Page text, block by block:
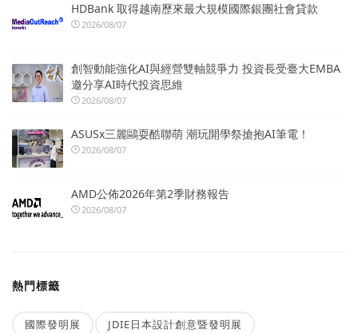
HDBank 取得越南歷來最大規模國際銀團社會貸款
2026/08/07
創智動能強化AI與經營雙軸競爭力 投資長受臺大EMBA
邀分享AI時代投資思維
2026/08/07
ASUSx三麗鷗耍酷聯萌 潮玩開學祭搶抱AI筆電！
2026/08/07
AMD公佈2026年第2季財務報告
2026/08/07
熱門標籤
國際發明展 JDIE日本設計創意暨發明展